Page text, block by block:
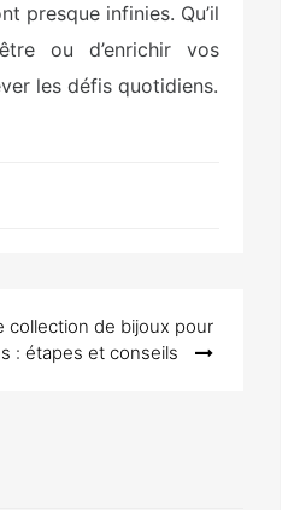
presque infinies. Qu’il
ou d’enrichir vos
les défis quotidiens.
collection de bijoux pour
: étapes et conseils